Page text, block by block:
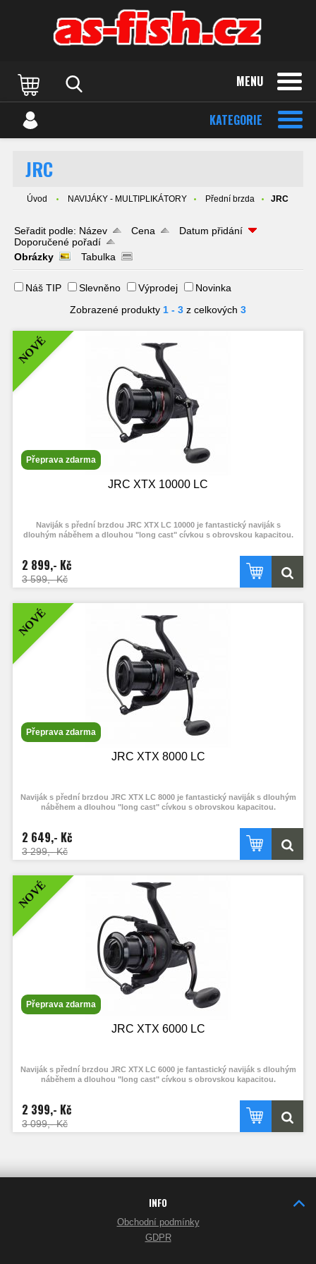
MENU
KATEGORIE
JRC
Úvod NAVIJÁKY - MULTIPLIKÁTORY Přední brzda JRC
Seřadit podle: Název Cena
Datum přidání
Doporučené pořadí
Obrázky
Tabulka
Náš TIP Slevněno Výprodej
Novinka
Zobrazené produkty 1 - 3 z celkových 3
NOVÉ
Přeprava zdarma
JRC XTX 10000 LC
Naviják s přední brzdou JRC XTX LC 10000 je fantastický naviják s
dlouhým náběhem a dlouhou "long cast" cívkou s obrovskou kapacitou.
2 899,- Kč
3 599,- Kč
NOVÉ
Přeprava zdarma
JRC XTX 8000 LC
Naviják s přední brzdou JRC XTX LC 8000 je fantastický naviják s dlouhým
náběhem a dlouhou "long cast" cívkou s obrovskou kapacitou.
2 649,- Kč
3 299,- Kč
NOVÉ
Přeprava zdarma
JRC XTX 6000 LC
Naviják s přední brzdou JRC XTX LC 6000 je fantastický naviják s dlouhým
náběhem a dlouhou "long cast" cívkou s obrovskou kapacitou.
2 399,- Kč
3 099,- Kč
INFO
Obchodní podmínky
GDPR